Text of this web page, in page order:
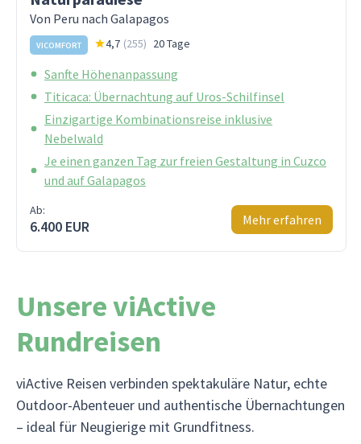
Von Peru nach Galapagos
VICOMFORT 4,7 (255) 20 Tage
Sanfte Höhenanpassung
Titicaca: Übernachtung auf Uros-Schilfinsel
Einzigartige Kombinationsreise inklusive
Nebelwald
Je einen ganzen Tag zur freien Gestaltung in Cuzco
und auf Galapagos
Ab:
6.400 EUR Mehr erfahren
Unsere viActive
Rundreisen
viActive Reisen verbinden spektakuläre Natur, echte
Outdoor-Abenteuer und authentische Übernachtungen
– ideal für Neugierige mit Grundfitness.